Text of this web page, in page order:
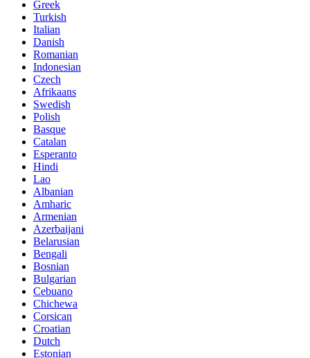
Greek
Turkish
Italian
Danish
Romanian
Indonesian
Czech
Afrikaans
Swedish
Polish
Basque
Catalan
Esperanto
Hindi
Lao
Albanian
Amharic
Armenian
Azerbaijani
Belarusian
Bengali
Bosnian
Bulgarian
Cebuano
Chichewa
Corsican
Croatian
Dutch
Estonian